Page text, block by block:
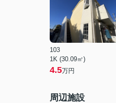
103
1K (30.09㎡)
4.5万円
周辺施設